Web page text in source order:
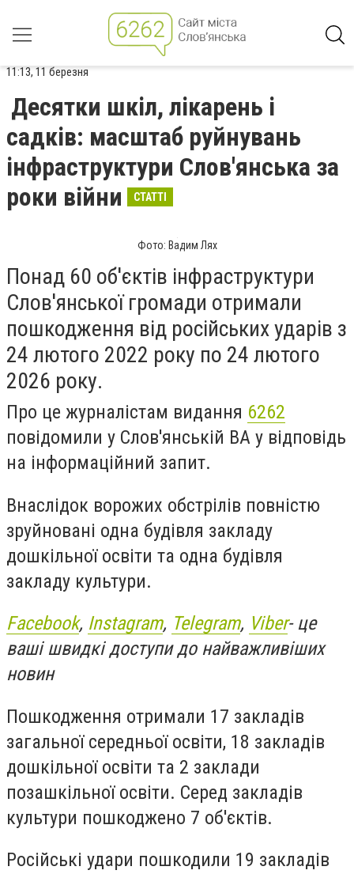
11:13, 11 березня
Десятки шкіл, лікарень і
садків: масштаб руйнувань
інфраструктури Слов'янська за
роки війни
СТАТТІ
Фото: Вадим Лях
Понад 60 об'єктів інфраструктури
Слов'янської громади отримали
пошкодження від російських ударів з
24 лютого 2022 року по 24 лютого
2026 року.
Про це журналістам видання 6262
повідомили у Слов'янській ВА у відповідь
на інформаційний запит.
Внаслідок ворожих обстрілів повністю
зруйновані одна будівля закладу
дошкільної освіти та одна будівля
закладу культури.
Facebook, Instagram, Telegram, Viber- це
ваші швидкі доступи до найважливіших
новин
Пошкодження отримали 17 закладів
загальної середньої освіти, 18 закладів
дошкільної освіти та 2 заклади
позашкільної освіти. Серед закладів
культури пошкоджено 7 об'єктів.
Російські удари пошкодили 19 закладів